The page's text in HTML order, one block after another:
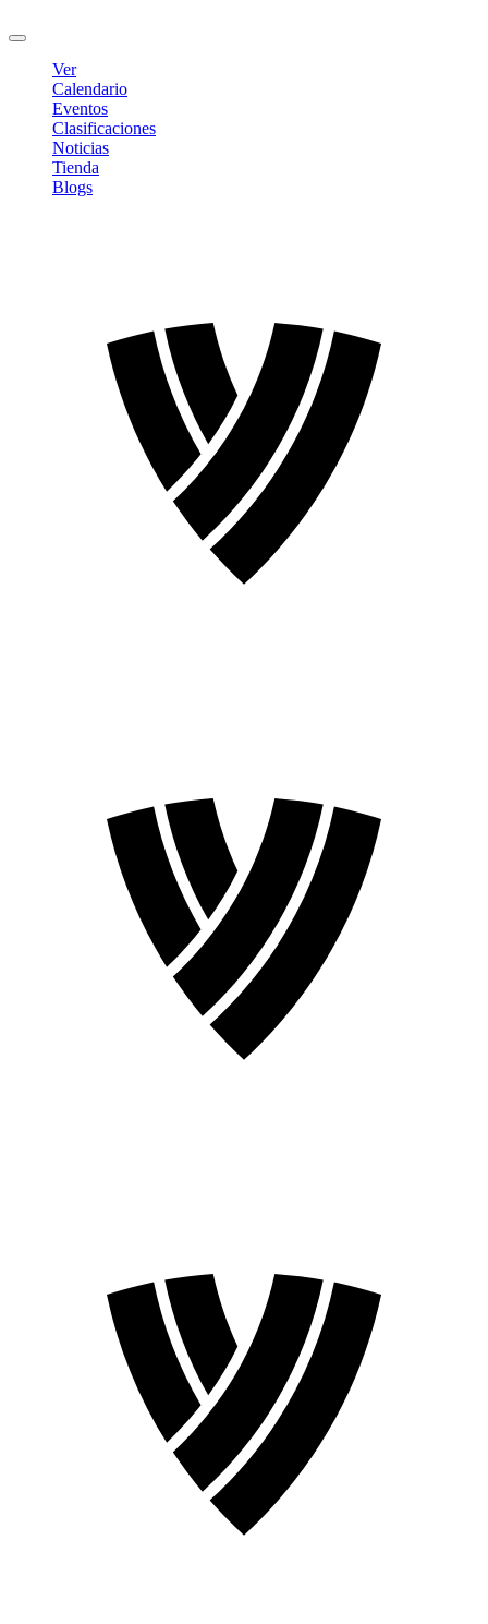
Ver
Calendario
Eventos
Clasificaciones
Noticias
Tienda
Blogs